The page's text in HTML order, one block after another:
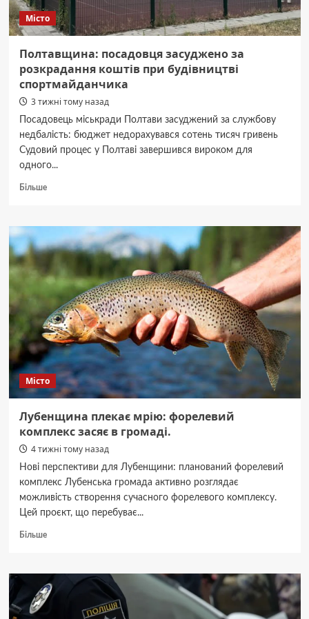
Місто
Полтавщина: посадовця засуджено за
розкрадання коштів при будівництві
спортмайданчика
3 тижні тому назад
Посадовець міськради Полтави засуджений за службову
недбалість: бюджет недорахувався сотень тисяч гривень
Судовий процес у Полтаві завершився вироком для
одного...
БільшеДокладніше
посадовця
засуджено
за
розкрадання
коштів
при
будівництві
спортмайданчика
Місто
Лубенщина плекає мрію: форелевий
комплекс засяє в громаді.
4 тижні тому назад
Нові перспективи для Лубенщини: планований форелевий
комплекс Лубенська громада активно розглядає
можливість створення сучасного форелевого комплексу.
Цей проєкт, що перебуває...
БільшеДокладніше
плекає
мрію:
форелевий
комплекс